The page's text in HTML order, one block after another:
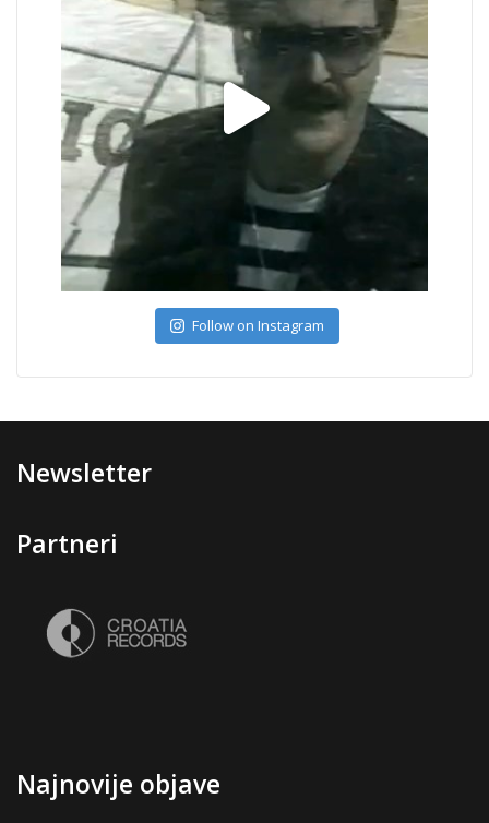
Follow on Instagram
Newsletter
Partneri
Najnovije objave